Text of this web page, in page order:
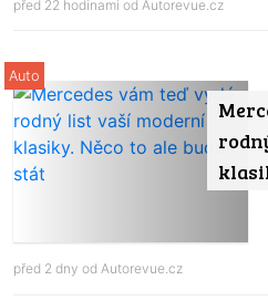
před 22 hodinami od Autorevue.cz
Auto
před 2 dny od Autorevue.cz